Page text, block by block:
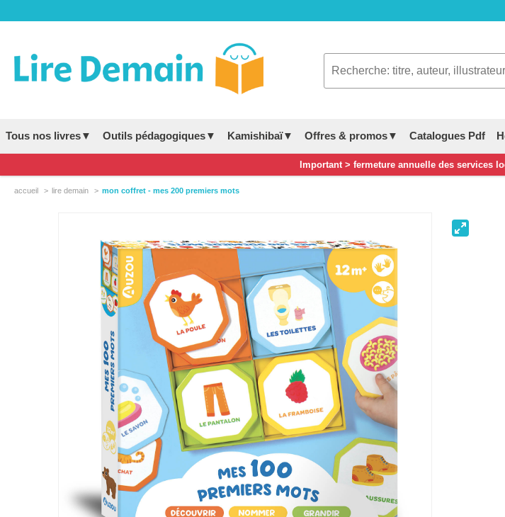
Tous nos livres▼ Outils pédagogiques▼ Kamishibaï▼ Offres & promos▼ Catalogues Pdf
Important > fermeture annuelle des services
accueil lire demain mon coffret - mes 200 premiers mots